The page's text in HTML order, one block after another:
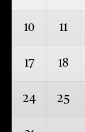
10 11
17 18
24 25